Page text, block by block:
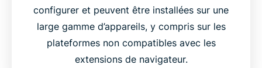
configurer et peuvent être installées sur une
large gamme d’appareils, y compris sur les
plateformes non compatibles avec les
extensions de navigateur.